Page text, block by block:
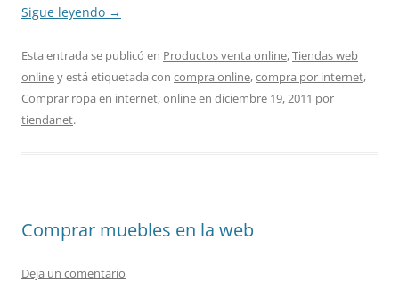
Sigue leyendo →
Esta entrada se publicó en Productos venta online,Tiendas web
onliney está etiquetada con compra online,compra por internet,
Comprar ropa en internet,onlineen diciembre 19, 2011 por
tiendanet.
Comprar muebles en la web
Deja un comentario